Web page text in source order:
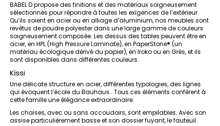
BABEL D propose des finitions et des matériaux soigneusement
sélectionnés pour répondre à toutes les exigences de l’extérieur.
Qu’ils soient en acier ou en alliage d’aluminium, nos meubles sont
revêtus de poudre polyester dans une large gamme de couleurs
soigneusement composée. Les dessus des tables peuvent être en
acier, en HPL (High Pressure Laminate), en PaperStone® (un
matériau écologique dérivé du papier), en Iroko ou en Grés, et ils
sont disponibles dans différentes couleurs.
Kissi
Une délicate structure en acier, différentes typologies, des lignes
qui évoquent l’école du Bauhaus… Tous ces éléments confèrent à
cette famille une élégance extraordinaire.
Les chaises, avec ou sans accoudoirs, sont empilables. Avec son
assise particulièrement basse et son dossier fuyant, le fauteuil